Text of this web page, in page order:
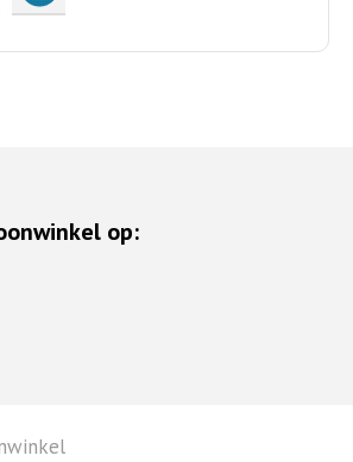
op: